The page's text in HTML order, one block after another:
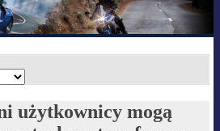
warkot silnika i zapach benzyny :)
użytkownicy mogą